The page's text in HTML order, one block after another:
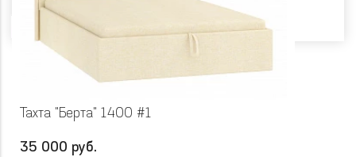
Тахта "Берта" 1400 #1
35 000 руб.